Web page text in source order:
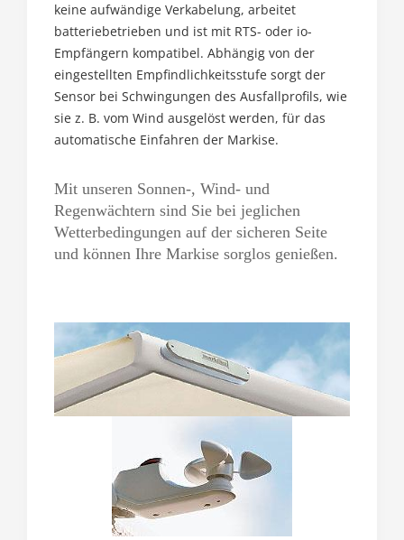
keine aufwändige Verkabelung, arbeitet
batteriebetrieben und ist mit RTS- oder io-
Empfängern kompatibel. Abhängig von der
eingestellten Empfindlichkeitsstufe sorgt der
Sensor bei Schwingungen des Ausfallprofils, wie
sie z. B. vom Wind ausgelöst werden, für das
automatische Einfahren der Markise.
Mit unseren Sonnen-, Wind- und
Regenwächtern sind Sie bei jeglichen
Wetterbedingungen auf der sicheren Seite
und können Ihre Markise sorglos genießen.